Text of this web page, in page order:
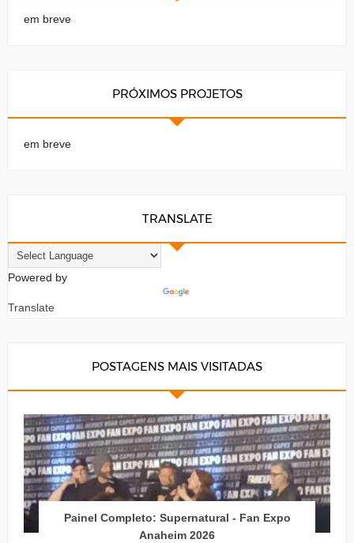
em breve
PRÓXIMOS PROJETOS
em breve
TRANSLATE
Powered by
Translate
POSTAGENS MAIS VISITADAS
Painel Completo: Supernatural - Fan Expo
Anaheim 2026